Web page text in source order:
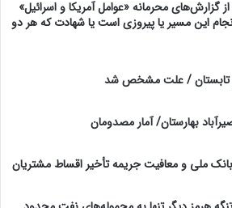
گزارش‌های محرمانه «عوامل آمریکا و اسرائیل»
این مسیر یا پیروزی است یا شهادت که هر دو
/ علت مشخص شد
بهارستان/ آمار مصدومان
ملی و معافیت جریمه تأخیر اقساط مشتریان